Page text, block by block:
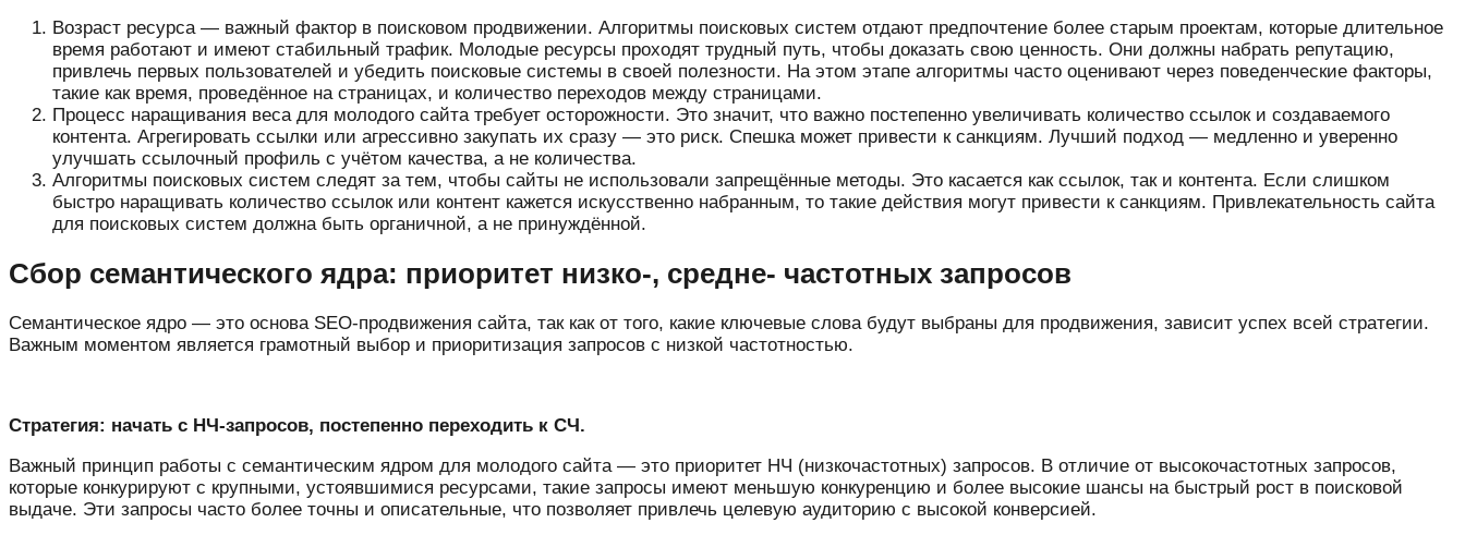
Возраст ресурса — важный фактор в поисковом продвижении. Алгоритмы поисковых систем отдают предпочтение более старым проектам, которые длительное
время работают и имеют стабильный трафик. Молодые ресурсы проходят трудный путь, чтобы доказать свою ценность. Они должны набрать репутацию,
привлечь первых пользователей и убедить поисковые системы в своей полезности. На этом этапе алгоритмы часто оценивают через поведенческие факторы,
такие как время, проведённое на страницах, и количество переходов между страницами.
Процесс наращивания веса для молодого сайта требует осторожности. Это значит, что важно постепенно увеличивать количество ссылок и создаваемого
контента. Агрегировать ссылки или агрессивно закупать их сразу — это риск. Спешка может привести к санкциям. Лучший подход — медленно и уверенно
улучшать ссылочный профиль с учётом качества, а не количества.
Алгоритмы поисковых систем следят за тем, чтобы сайты не использовали запрещённые методы. Это касается как ссылок, так и контента. Если слишком
быстро наращивать количество ссылок или контент кажется искусственно набранным, то такие действия могут привести к санкциям. Привлекательность сайта
для поисковых систем должна быть органичной, а не принуждённой.
Сбор семантического ядра: приоритет низко-, средне- частотных запросов
Семантическое ядро — это основа SEO-продвижения сайта, так как от того, какие ключевые слова будут выбраны для продвижения, зависит успех всей стратегии.
Важным моментом является грамотный выбор и приоритизация запросов с низкой частотностью.
Стратегия: начать с НЧ-запросов, постепенно переходить к СЧ.
Важный принцип работы с семантическим ядром для молодого сайта — это приоритет НЧ (низкочастотных) запросов. В отличие от высокочастотных запросов,
которые конкурируют с крупными, устоявшимися ресурсами, такие запросы имеют меньшую конкуренцию и более высокие шансы на быстрый рост в поисковой
выдаче. Эти запросы часто более точны и описательные, что позволяет привлечь целевую аудиторию с высокой конверсией.